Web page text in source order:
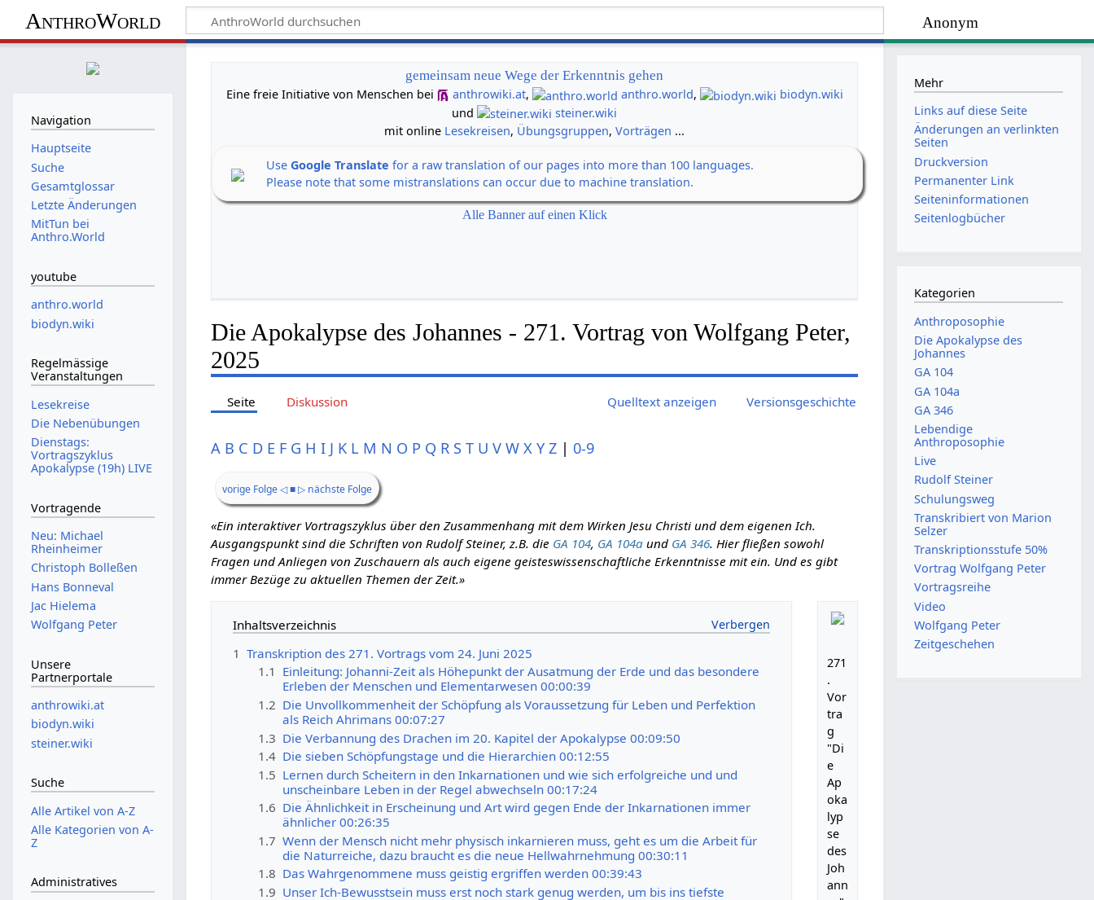
Anonym
AnthroWorld
gemeinsam neue Wege der Erkenntnis gehen
Eine freie Initiative von Menschen bei
anthrowiki.at, anthro.world,
biodyn.wiki
und
steiner.wiki
mit online Lesekreisen, Übungsgruppen,Vorträgen ...
UseGoogle Translate for a raw translation of our pages into more than 100 languages.
Please note that some mistranslations can occur due to machine translation.
Alle Banner auf einen Klick
Die Apokalypse des Johannes - 271. Vortrag von Wolfgang Peter,
2025
Seite Diskussion Quelltext anzeigen Versionsgeschichte
A B C D E F G H I J K L M N O P Q R S T U V W X Y Z | 0-9
vorige Folge ◁■▷ nächste Folge
«Ein interaktiver Vortragszyklus über den Zusammenhang mit dem Wirken Jesu Christi und dem eigenen Ich.
Ausgangspunkt sind die Schriften von Rudolf Steiner, z.B. die GA 104, GA 104a und GA 346. Hier fließen sowohl
Fragen und Anliegen von Zuschauern als auch eigene geisteswissenschaftliche Erkenntnisse mit ein. Und es gibt
immer Bezüge zu aktuellen Themen der Zeit.»
271
.
Vor
tra
g
"Di
e
Ap
oka
lyp
se
des
Joh
ann
Inhaltsverzeichnis
1 Transkription des 271. Vortrags vom 24. Juni 2025
1.1 Einleitung: Johanni-Zeit als Höhepunkt der Ausatmung der Erde und das besondere
Erleben der Menschen und Elementarwesen 00:00:39
1.2 Die Unvollkommenheit der Schöpfung als Voraussetzung für Leben und Perfektion
als Reich Ahrimans 00:07:27
1.3 Die Verbannung des Drachen im 20. Kapitel der Apokalypse 00:09:50
1.4 Die sieben Schöpfungstage und die Hierarchien 00:12:55
1.5 Lernen durch Scheitern in den Inkarnationen und wie sich erfolgreiche und und
unscheinbare Leben in der Regel abwechseln 00:17:24
1.6 Die Ähnlichkeit in Erscheinung und Art wird gegen Ende der Inkarnationen immer
ähnlicher 00:26:35
1.7 Wenn der Mensch nicht mehr physisch inkarnieren muss, geht es um die Arbeit für
die Naturreiche, dazu braucht es die neue Hellwahrnehmung 00:30:11
1.8 Das Wahrgenommene muss geistig ergriffen werden 00:39:43
1.9 Unser Ich-Bewusstsein muss erst noch stark genug werden, um bis ins tiefste
Navigation
Hauptseite
Suche
Gesamtglossar
Letzte Änderungen
MitTun bei
Anthro.World
youtube
anthro.world
biodyn.wiki
Regelmässige
Veranstaltungen
Lesekreise
Die Nebenübungen
Dienstags:
Vortragszyklus
Apokalypse (19h) LIVE
Vortragende
Neu: Michael
Rheinheimer
Christoph Bolleßen
Hans Bonneval
Jac Hielema
Wolfgang Peter
Unsere
Partnerportale
anthrowiki.at
biodyn.wiki
steiner.wiki
Suche
Alle Artikel von A-Z
Alle Kategorien von A-
Z
Administratives
Mehr
Links auf diese Seite
Änderungen an verlinkten
Seiten
Druckversion
Permanenter Link
Seiten­­informationen
Seitenlogbücher
Kategorien
Anthroposophie
Die Apokalypse des
Johannes
GA 104
GA 104a
GA 346
Lebendige
Anthroposophie
Live
Rudolf Steiner
Schulungsweg
Transkribiert von Marion
Selzer
Transkriptionsstufe 50%
Vortrag Wolfgang Peter
Vortragsreihe
Video
Wolfgang Peter
Zeitgeschehen